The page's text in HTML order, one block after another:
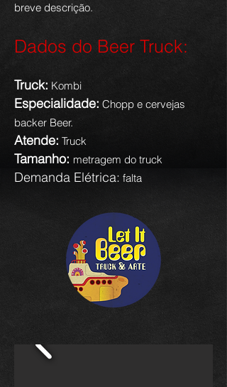
breve descrição.
Dados do Beer Truck:
Truck: Kombi
Especialidade: Chopp e cervejas
backer Beer.
Atende: Truck
Tamanho: metragem do truck
Demanda Elétrica: falta